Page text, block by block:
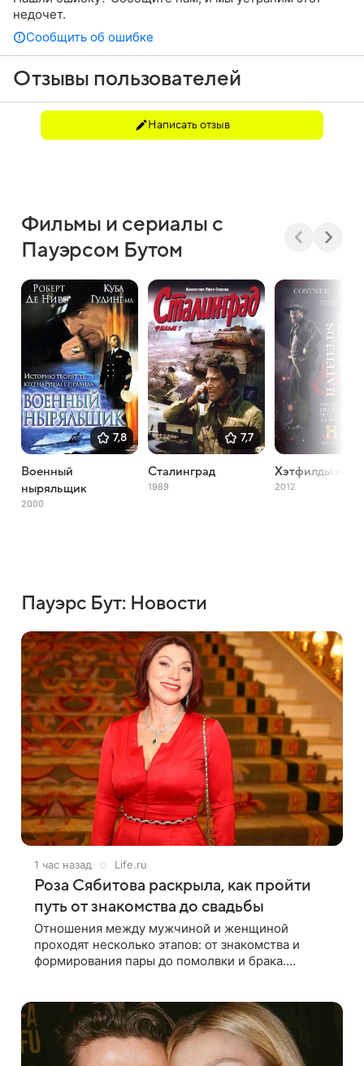
недочет.
Сообщить об ошибке
Отзывы пользователей
Написать отзыв
Фильмы и сериалы с
Пауэрсом Бутом
7,8
Военный
ныряльщик
2000
7,7
Сталинград
1989
Хэтфилды и
2012
Пауэрс Бут: Новости
1 час назад Life.ru
Роза Сябитова раскрыла, как пройти
путь от знакомства до свадьбы
Отношения между мужчиной и женщиной
проходят несколько этапов: от знакомства и
формирования пары до помолвки и брака.